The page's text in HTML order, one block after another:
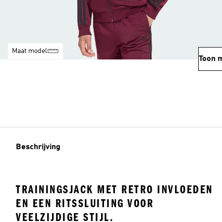
Maat model
Toon
Beschrijving
TRAININGSJACK MET RETRO INVLOEDEN
EN EEN RITSSLUITING VOOR
VEELZIJDIGE STIJL.